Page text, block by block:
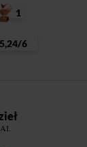
1
5,24/6